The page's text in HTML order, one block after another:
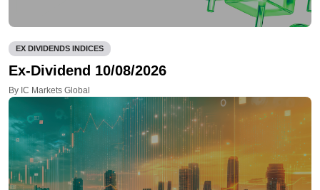
EX DIVIDENDS INDICES
Ex-Dividend 10/08/2026
By IC Markets Global